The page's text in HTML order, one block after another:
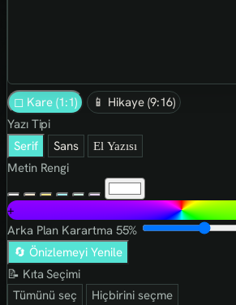
◻ Kare (1:1)
📱 Hikaye (9:16)
Yazı Tipi
Serif
Sans El Yazısı
Metin Rengi
+
Arka Plan Karartma 55%
🔄 Önizlemeyi Yenile
📝 Kıta Seçimi
Tümünü seç
Hiçbirini seçme